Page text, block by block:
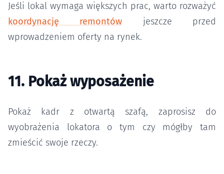
Jeśli lokal wymaga większych prac, warto rozważyć
koordynację remontów jeszcze przed
wprowadzeniem oferty na rynek.
11. Pokaż wyposażenie
Pokaż kadr z otwartą szafą, zaprosisz do
wyobrażenia lokatora o tym czy mógłby tam
zmieścić swoje rzeczy.